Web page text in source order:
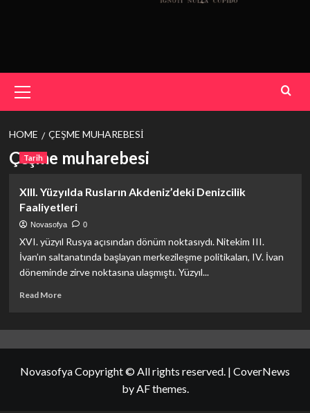
Menu
HOME ÇEŞME MUHAREBESI
Çeşme muharebesi
Tarih
XIII. Yüzyılda Rusların Akdeniz’deki Denizcilik
Faaliyetleri
Novasofya 0
XVI. yüzyıl Rusya açısından dönüm noktasıydı. Nitekim III.
İvan’ın saltanatında başlayan merkezileşme politikaları, IV. İvan
döneminde zirve noktasına ulaşmıştı. Yüzyıl...
Read MoreRead
XIII.
Akdeniz’deki
Novasofya Copyright © All rights reserved. | CoverNews
by AF themes.